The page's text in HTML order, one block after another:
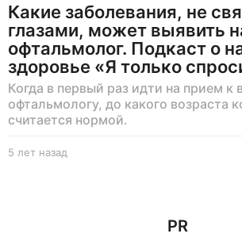
Какие заболевания, не
глазами, может выявить
офтальмолог. Подкаст о
здоровье «Я только
Когда в первый раз идти на прием к
офтальмологу, до какого возраста
считается нормой.
5 лет назад
PR